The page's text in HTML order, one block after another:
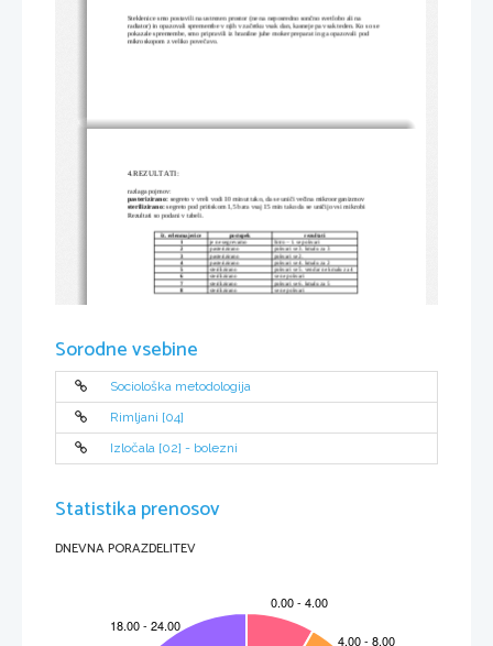
Steklenice smo postavili na ustrezen prostor (ne na neposredno sončno svetlobo ali na
radiator) in opazovali spremembe v njih v začetku vsak dan, kasneje pa vsak teden. Ko so se
pokazale spremembe, smo pripravili iz hranilne juhe moker preparat in ga opazovali pod
mikroskopom z veliko povečavo.
4.REZULTATI:
razlaga pojmov:
pasterizirano: segreto v vreli vodi 10 minut tako, da se uniči večina mikroorganizmov
sterilizirano: segreto pod pritiskom 1,5 bara vsaj 15 min tako da se uničijo vsi mikrobi
Rezultati so podani v tabeli.
št. erlenmajerice postopek
rezultati
1
je ne segrevamo
hitro – 1. se pokvari
2
pasterizirano
pokvari se 3. kmalu za 3
3
pasterizirano
pokvari se 2.
4
pasterizirano
pokvari se 4. kmalu za 2
5
sterilizirano
pokvari se 5. vendar ne kmalu za 4
6
sterilizirano
se ne pokvari
7
sterilizirano
pokvari se 6. kmalu za 5
8
sterilizirano se ne pokvari
nastati živo, saj se juha v steklenici 8 ni pokvarila, čeprav je bila izpostavljena zraku. Mikrobi
do nje niso mogli zaradi oblike cevke, ki spominja na črko S. Juha, ki je nismo segrevali
steklenici 3, saj so vanjo prišli tudi mikroorganizmi iz zraka. Sterilizirane juhe se niso
pokvarile, saj smo z metodo sterilizacije v njih uničili vse mikroorganizme. Prvi sta se seveda
sklepamo, da se organizmi nahajajo povsod. Metodi, ki smo jih uporabili (pasterizacija,
sterilizacija) pa se dandanes uporabljata v številne namene, npr.: podaljševanje obstoja živil,
zdravstvo, pasterizacija mleka,...
Spallanzani je uporabil manj steklenic kot Pasteur, zato je Pasteurjev poskus bolj zanesljiv.
Sorodne vsebine
Sociološka metodologija
Rimljani [04]
Izločala [02] - bolezni
Statistika prenosov
DNEVNA PORAZDELITEV